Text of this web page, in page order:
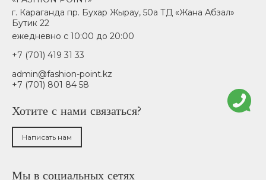
г. Караганда пр. Бухар Жырау, 50а ТД «Жана Абзал»
Бутик 22
ежедневно с 10:00 до 20:00
+7 (701) 419 31 33
admin@fashion-point.kz
+7 (701) 801 84 58
Хотите с нами связаться?
Написать нам